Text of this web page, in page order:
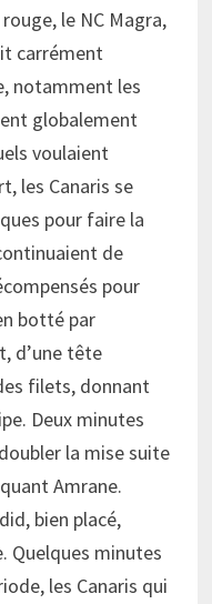
le NC Magra,
carrément
notamment les
globalement
voulaient
les Canaris se
pour faire la
de
pour
botté par
d’une tête
filets, donnant
Deux minutes
la mise suite
Amrane.
bien placé,
Quelques minutes
les Canaris qui